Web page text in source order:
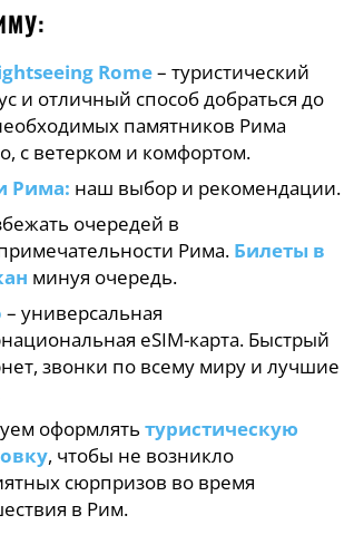
Rome– туристический
и отличный способ добраться до
памятников Рима
с ветерком и комфортом.
Рима: наш выбор и рекомендации.
очередей в
Рима. Билеты в
минуя очередь.
– универсальная
eSIM-карта. Быстрый
звонки по всему миру и лучшие
оформлятьтуристическую
, чтобы не возникло
сюрпризов во время
в Рим.